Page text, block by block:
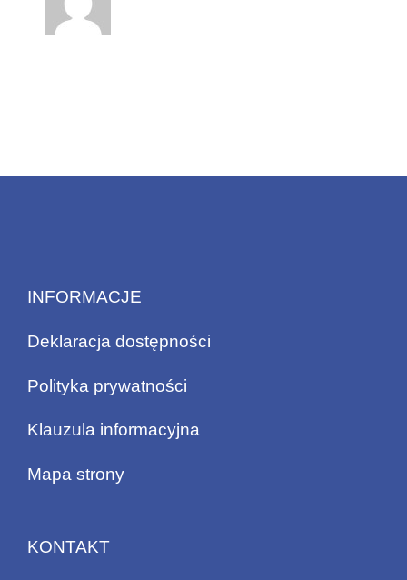
INFORMACJE
Deklaracja dostępności
Polityka prywatności
Klauzula informacyjna
Mapa strony
KONTAKT